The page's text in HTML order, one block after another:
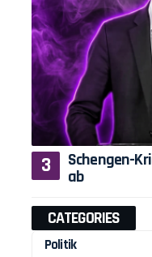
Schengen-
ab
CATEGORIES
Politik